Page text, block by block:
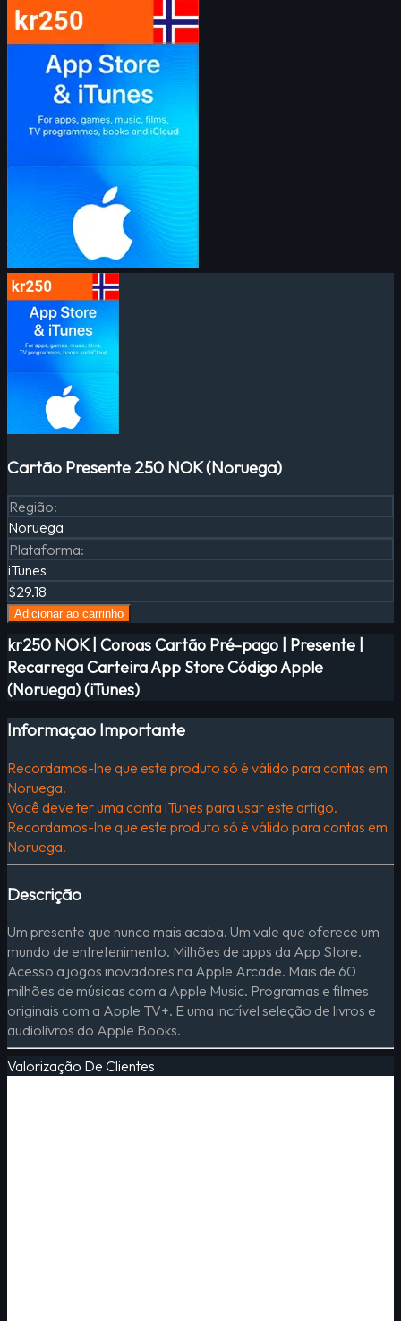
Cartão Presente 250 NOK (Noruega)
Região:
Noruega
Plataforma:
iTunes
$29.18
Adicionar ao carrinho
kr250 NOK | Coroas Cartão Pré-pago | Presente |
Recarrega Carteira App Store Código Apple
(Noruega) (iTunes)
Informaçao Importante
Recordamos-lhe que este produto só é válido para contas em
Noruega.
Você deve ter uma conta iTunes para usar este artigo.
Recordamos-lhe que este produto só é válido para contas em
Noruega.
Descrição
Um presente que nunca mais acaba. Um vale que oferece um
mundo de entretenimento. Milhões de apps da App Store.
Acesso a jogos inovadores na Apple Arcade. Mais de 60
milhões de músicas com a Apple Music. Programas e filmes
originais com a Apple TV+. E uma incrível seleção de livros e
audiolivros do Apple Books.
Valorização De Clientes